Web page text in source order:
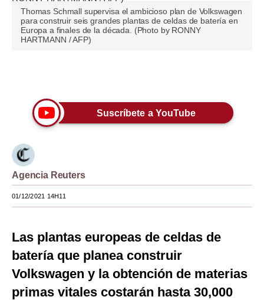
Editorial
Pregunta de hoy
Lujo
Viajes
Moda
Estilos
Mundo
México
España
Internacional
Thomas Schmall supervisa el ambicioso plan de Volkswagen
para construir seis grandes plantas de celdas de batería en
Europa a finales de la década. (Photo by RONNY
HARTMANN / AFP)
Suscríbete a YouTube
Agencia Reuters
01/12/2021 14H11
Las plantas europeas de celdas de
batería que planea construir
Volkswagen y la obtención de materias
primas vitales costarán hasta 30,000